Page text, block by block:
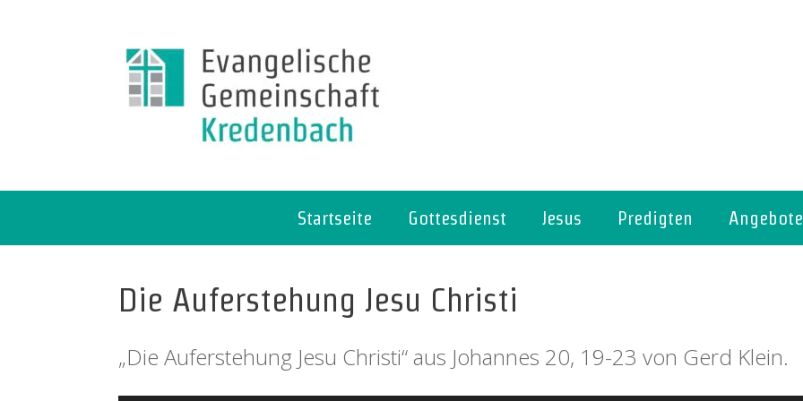
Startseite Gottesdienst Jesus Predigten Angebote
Die Auferstehung Jesu Christi
„Die Auferstehung Jesu Christi“ aus Johannes 20, 19-23 von Gerd Klein.